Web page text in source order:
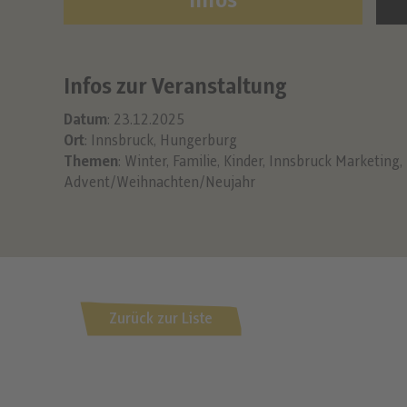
Infos zur Veranstaltung
Datum: 23.12.2025
Ort: Innsbruck, Hungerburg
Themen: Winter, Familie, Kinder, Innsbruck Marketing,
Advent/Weihnachten/Neujahr
Zurück zur Liste